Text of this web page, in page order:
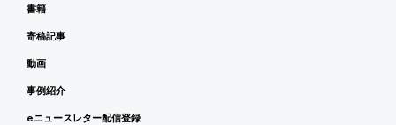
書籍
寄稿記事
動画
事例紹介
eニュースレター配信登録